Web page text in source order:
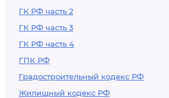
ГК РФ часть 2
ГК РФ часть 3
ГК РФ часть 4
ГПК РФ
Градостроительный кодекс РФ
Жилищный кодекс РФ